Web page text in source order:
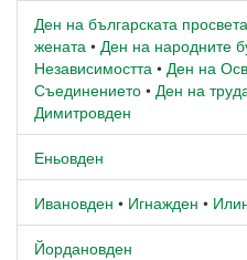
Ден на българската просвета
жената • Ден на народните
Независимостта • Ден на
Съединението • Ден на
Димитровден
Еньовден
Ивановден • Игнажден •
Йордановден